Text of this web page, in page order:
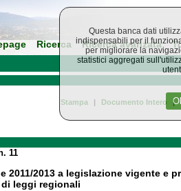
Ricerca Ricerca avanzata
Stampa | Documento Intero |
11
2013 a legislazione vigente e
leggi regionali
Questa banca dati
indispensabili per il
per migliorare la
statistici aggregati